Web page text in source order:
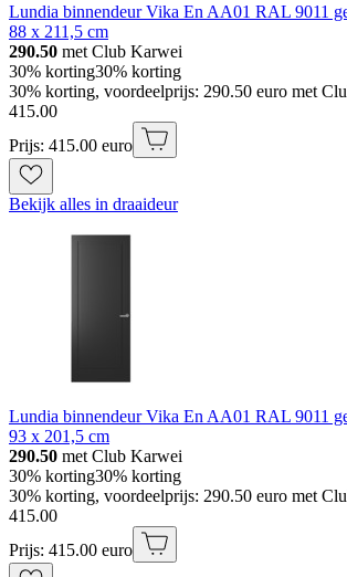
Lundia binnendeur Vika En AA01 RAL 9011
88 x 211,5 cm
290.50 met Club Karwei
30% korting30% korting
30% korting, voordeelprijs: 290.50 euro met
415.00
Prijs: 415.00 euro
Bekijk alles in draaideur
Lundia binnendeur Vika En AA01 RAL 9011
93 x 201,5 cm
290.50 met Club Karwei
30% korting30% korting
30% korting, voordeelprijs: 290.50 euro met
415.00
Prijs: 415.00 euro